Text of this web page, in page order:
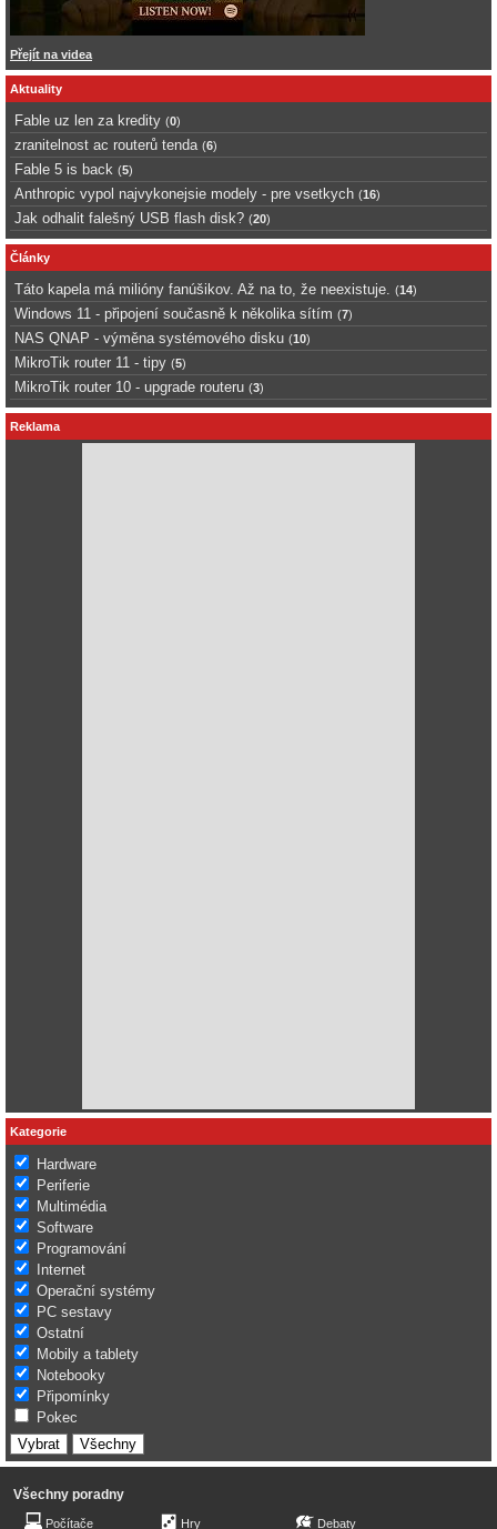
Přejít na videa
Aktuality
Fable uz len za kredity (0)
zranitelnost ac routerů tenda (6)
Fable 5 is back (5)
Anthropic vypol najvykonejsie modely - pre vsetkych (16)
Jak odhalit falešný USB flash disk? (20)
Články
Táto kapela má milióny fanúšikov. Až na to, že neexistuje. (14)
Windows 11 - připojení současně k několika sítím (7)
NAS QNAP - výměna systémového disku (10)
MikroTik router 11 - tipy (5)
MikroTik router 10 - upgrade routeru (3)
Reklama
Kategorie
Hardware
Periferie
Multimédia
Software
Programování
Internet
Operační systémy
PC sestavy
Ostatní
Mobily a tablety
Notebooky
Připomínky
Pokec
Všechny poradny
Počítače Hry Debaty